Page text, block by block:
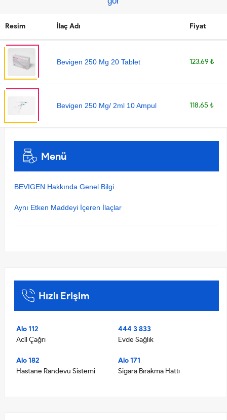
Resim İlaç Adı Fiyat
Bevigen 250 Mg 20 Tablet 123.69 ₺
Bevigen 250 Mg/ 2ml 10 Ampul 118.65 ₺
Menü
BEVIGEN Hakkında Genel Bilgi
Aynı Etken Maddeyi İçeren İlaçlar
Hızlı Erişim
Alo 112
Acil Çağrı
444 3 833
Evde Sağlık
Alo 182
Hastane Randevu Sistemi
Alo 171
Sigara Bırakma Hattı